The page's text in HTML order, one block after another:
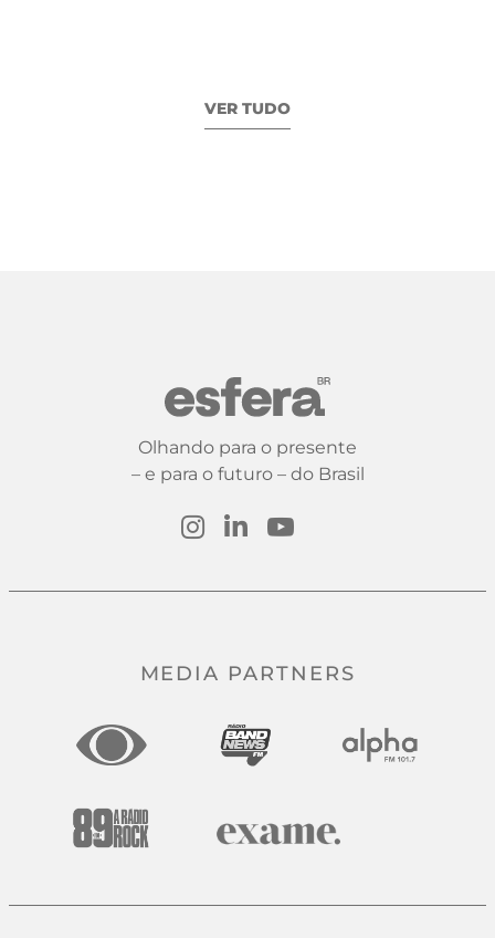
VER TUDO
Olhando para o presente
– e para o futuro – do Brasil
MEDIA PARTNERS